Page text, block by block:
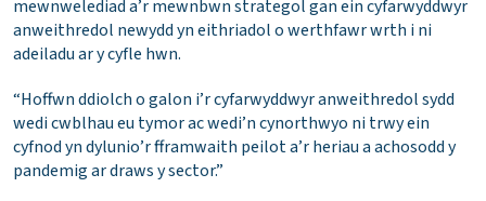
mewnwelediad a’r mewnbwn strategol gan ein cyfarwyddwyr
anweithredol newydd yn eithriadol o werthfawr wrth i ni
adeiladu ar y cyfle hwn.
“Hoffwn ddiolch o galon i’r cyfarwyddwyr anweithredol sydd
wedi cwblhau eu tymor ac wedi’n cynorthwyo ni trwy ein
cyfnod yn dylunio’r fframwaith peilot a’r heriau a achosodd y
pandemig ar draws y sector.”